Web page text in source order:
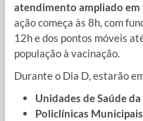
atendimento ampliado em
ação começa às 8h, com
12h e dos pontos móveis
população à vacinação.
Durante o Dia D, estarão
Unidades de Saúde da
Policlínicas Municipais